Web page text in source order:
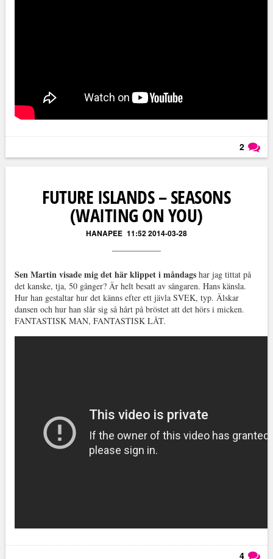
2
FUTURE ISLANDS – SEASONS
(WAITING ON YOU)
HANAPEE 11:52 2014-03-28
Sen Martin visade mig det här klippet i måndags har jag tittat på
det kanske, tja, 50 gånger? Är helt besatt av sångaren. Hans känsla.
Hur han gestaltar hur det känns efter ett jävla SVEK, typ. Älskar
dansen och hur han slår sig så hårt på bröstet att det hörs i micken.
FANTASTISK MAN, FANTASTISK LÅT.
4